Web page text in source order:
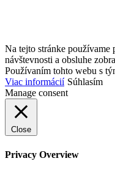
Na tejto stránke používame
návštevnosti a obsluhe
Používaním tohto webu s
Viac informácií Súhlasím
Manage consent
Close
Privacy Overview